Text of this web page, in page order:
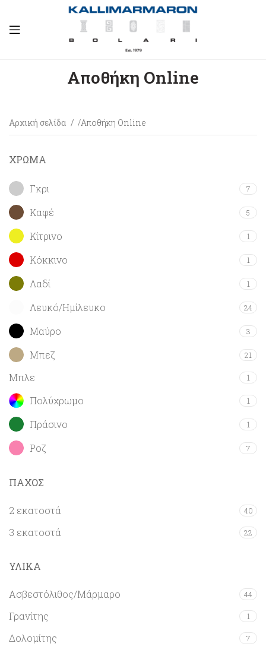
Αποθήκη Online
Αρχική σελίδα Αποθήκη Online
ΧΡΩΜΑ
Γκρι 7
Καφέ 5
Κίτρινο 1
Κόκκινο 1
Λαδί 1
Λευκό/Ημίλευκο 24
Μαύρο 3
Μπεζ 21
Μπλε 1
Πολύχρωμο 1
Πράσινο 1
Ροζ 7
ΠΑΧΟΣ
2 εκατοστά 40
3 εκατοστά 22
ΥΛΙΚΑ
Ασβεστόλιθος/Μάρμαρο 44
Γρανίτης 1
Δολομίτης 7